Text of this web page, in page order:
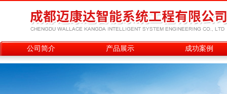
公司简介 产品展示 成功案例